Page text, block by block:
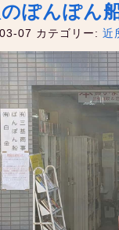
ぽんぽん
07 カテゴリー: 近